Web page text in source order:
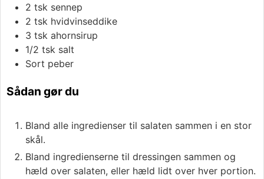
2 tsk sennep
2 tsk hvidvinseddike
3 tsk ahornsirup
1/2 tsk salt
Sort peber
Sådan gør du
Bland alle ingredienser til salaten sammen i en stor
skål.
Bland ingredienserne til dressingen sammen og
hæld over salaten, eller hæld lidt over hver portion.